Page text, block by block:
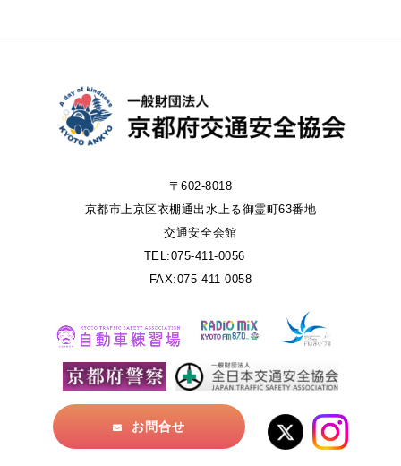
〒602-8018
京都市上京区衣棚通出水上る御霊町63番地
交通安全会館
TEL:075-411-0056
FAX:075-411-0058
お問合せ